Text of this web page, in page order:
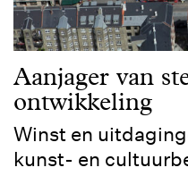
Aanjager van
ontwikkeling
Winst en
kunst- en